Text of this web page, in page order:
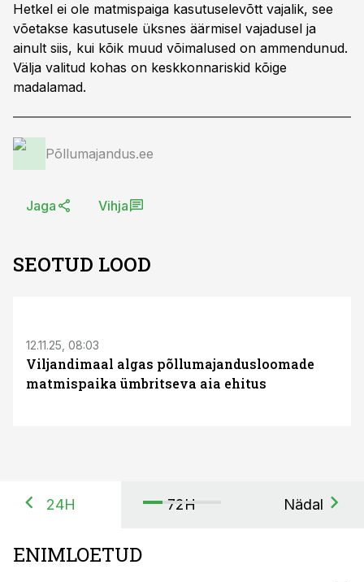
Hetkel ei ole matmispaiga kasutuselevõtt vajalik, see
võetakse kasutusele üksnes äärmisel vajadusel ja
ainult siis, kui kõik muud võimalused on ammendunud.
Välja valitud kohas on keskkonnariskid kõige
madalamad.
Põllumajandus.ee
Jaga Vihja
SEOTUD LOOD
12.11.25, 08:03
Viljandimaal algas põllumajandusloomade
matmispaika ümbritseva aia ehitus
24H 72H Nädal
ENIMLOETUD